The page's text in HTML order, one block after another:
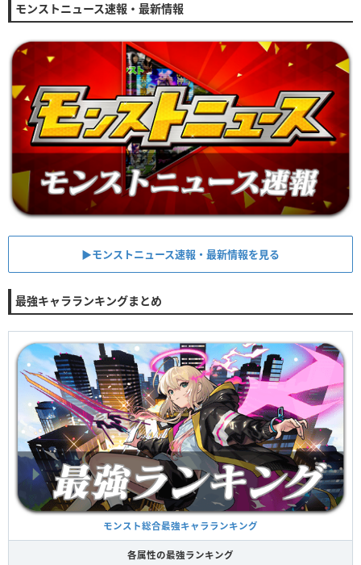
モンストニュース速報・最新情報
▶︎モンストニュース速報・最新情報を見る
最強キャラランキングまとめ
モンスト総合最強キャラランキング
各属性の最強ランキング